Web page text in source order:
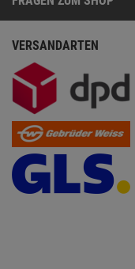
VERSANDARTEN